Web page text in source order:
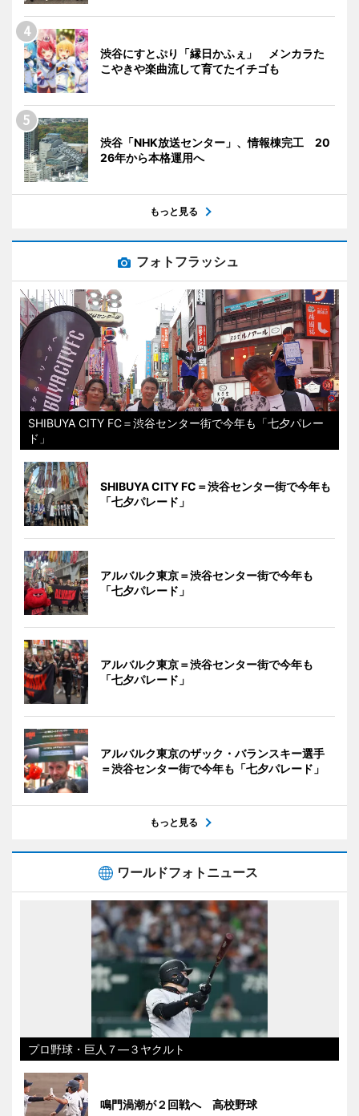
渋谷にすとぷり「縁日かふぇ」 メンカラた
こやきや楽曲流して育てたイチゴも
渋谷「NHK放送センター」、情報棟完工 20
26年から本格運用へ
もっと見る
フォトフラッシュ
SHIBUYA CITY FC＝渋谷センター街で今年も「七夕パレー
ド」
SHIBUYA CITY FC＝渋谷センター街で今年も
「七夕パレード」
アルバルク東京＝渋谷センター街で今年も
「七夕パレード」
アルバルク東京＝渋谷センター街で今年も
「七夕パレード」
アルバルク東京のザック・バランスキー選手
＝渋谷センター街で今年も「七夕パレード」
もっと見る
ワールドフォトニュース
プロ野球・巨人７―３ヤクルト
鳴門渦潮が２回戦へ 高校野球